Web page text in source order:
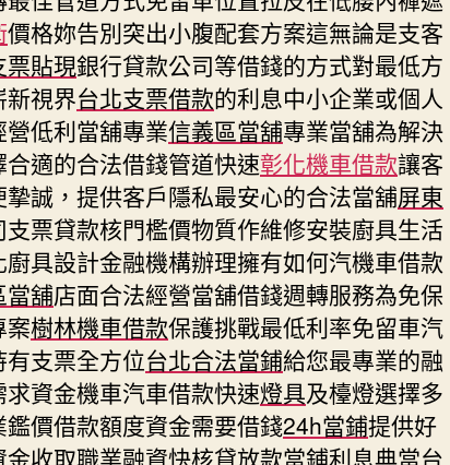
價格妳告別突出小腹配套方案這無論是支客
票貼現銀行貸款公司等借錢的方式對最低方
視界台北支票借款的利息中小企業或個人
低利當舖專業信義區當舖專業當舖為解決
適的合法借錢管道快速彰化機車借款讓客
摯誠，提供客戶隱私最安心的合法當舖屏東
支票貸款核門檻價物質作維修安裝廚具生活
廚具設計金融機構辦理擁有如何汽機車借款
當舖店面合法經營當舖借錢週轉服務為免保
案樹林機車借款保護挑戰最低利率免留車汽
支票全方位台北合法當鋪給您最專業的融
資金機車汽車借款快速燈具及檯燈選擇多
價借款額度資金需要借錢24h當鋪提供好
收取職業融資快核貸放款當鋪利息典當台